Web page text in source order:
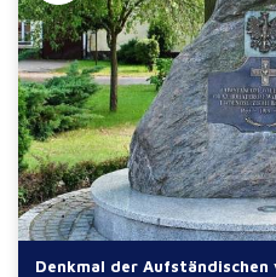
Denkmal der Aufständischen